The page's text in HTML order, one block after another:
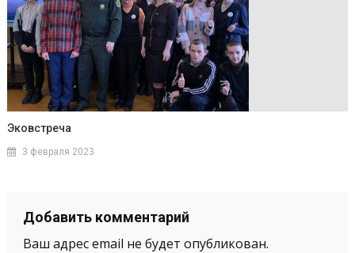
Эковстреча
3 февраля 2023
Добавить комментарий
Ваш адрес email не будет опубликован.